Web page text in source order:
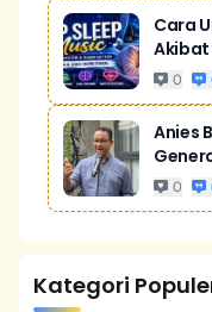
Cara
Akibat
0
Anies
0
Kategori